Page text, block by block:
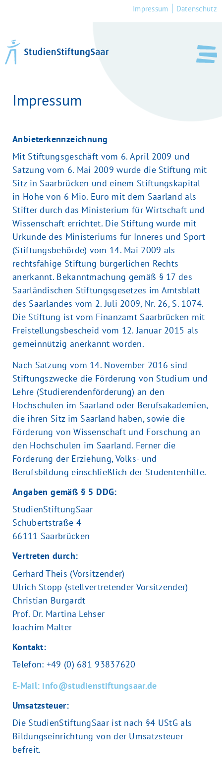
Impressum Datenschutz
Studierende
Schüler*innen
Team
Bewerberportal
News
Impressum
Anbieterkennzeichnung
Mit Stiftungsgeschäft vom 6. April 2009 und
Satzung vom 6. Mai 2009 wurde die Stiftung mit
Sitz in Saarbrücken und einem Stiftungskapital
in Höhe von 6 Mio. Euro mit dem Saarland als
Stifter durch das Ministerium für Wirtschaft und
Wissenschaft errichtet. Die Stiftung wurde mit
Urkunde des Ministeriums für Inneres und Sport
(Stiftungsbehörde) vom 14. Mai 2009 als
rechtsfähige Stiftung bürgerlichen Rechts
anerkannt. Bekanntmachung gemäß § 17 des
Saarländischen Stiftungsgesetzes im Amtsblatt
des Saarlandes vom 2. Juli 2009, Nr. 26, S. 1074.
Die Stiftung ist vom Finanzamt Saarbrücken mit
Freistellungsbescheid vom 12. Januar 2015 als
gemeinnützig anerkannt worden.
Nach Satzung vom 14. November 2016 sind
Stiftungszwecke die Förderung von Studium und
Lehre (Studierendenförderung) an den
Hochschulen im Saarland oder Berufsakademien,
die ihren Sitz im Saarland haben, sowie die
Förderung von Wissenschaft und Forschung an
den Hochschulen im Saarland. Ferner die
Förderung der Erziehung, Volks- und
Berufsbildung einschließlich der Studentenhilfe.
Angaben gemäß § 5 DDG:
StudienStiftungSaar
Schubertstraße 4
66111 Saarbrücken
Vertreten durch:
Gerhard Theis (Vorsitzender)
Ulrich Stopp (stellvertretender Vorsitzender)
Christian Burgardt
Prof. Dr. Martina Lehser
Joachim Malter
Kontakt:
Telefon: +49 (0) 681 93837620
E-Mail: info@studienstiftungsaar.de
Umsatzsteuer:
Die StudienStiftungSaar ist nach §4 UStG als
Bildungseinrichtung von der Umsatzsteuer
befreit.